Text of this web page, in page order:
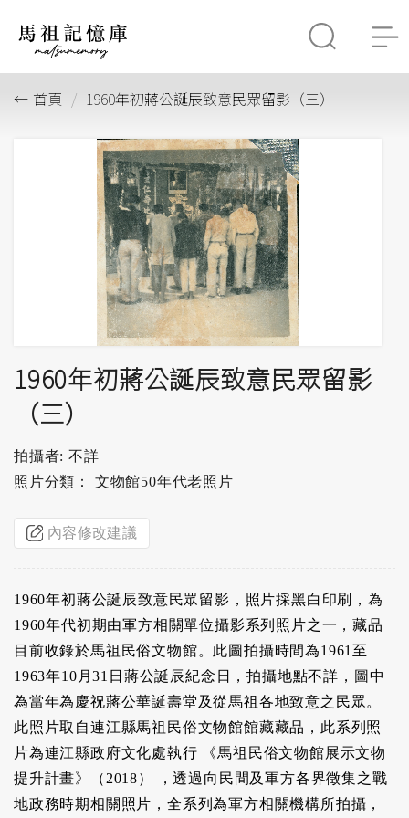
首頁 1960年初蔣公誕辰致意民眾留影（三）
1960年初蔣公誕辰致意民眾留影
（三）
拍攝者: 不詳
照片分類： 文物館50年代老照片
內容修改建議
1960年初蔣公誕辰致意民眾留影，照片採黑白印刷，為
1960年代初期由軍方相關單位攝影系列照片之一，藏品
目前收錄於馬祖民俗文物館。此圖拍攝時間為1961至
1963年10月31日蔣公誕辰紀念日，拍攝地點不詳，圖中
為當年為慶祝蔣公華誕壽堂及從馬祖各地致意之民眾。
此照片取自連江縣馬祖民俗文物館館藏藏品，此系列照
片為連江縣政府文化處執行 《馬祖民俗文物館展示文物
提升計畫》（2018） ，透過向民間及軍方各界徵集之戰
地政務時期相關照片，全系列為軍方相關機構所拍攝，